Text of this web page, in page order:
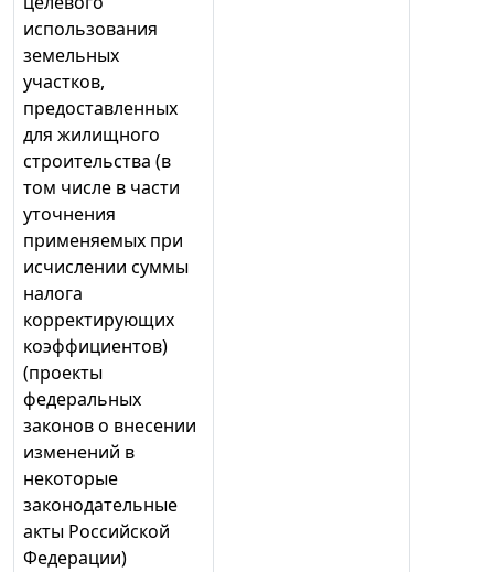
использования
земельных
участков,
предоставленных
для жилищного
строительства (в
том числе в части
уточнения
применяемых при
исчислении суммы
налога
корректирующих
коэффициентов)
(проекты
федеральных
законов о внесении
изменений в
некоторые
законодательные
акты Российской
Федерации)